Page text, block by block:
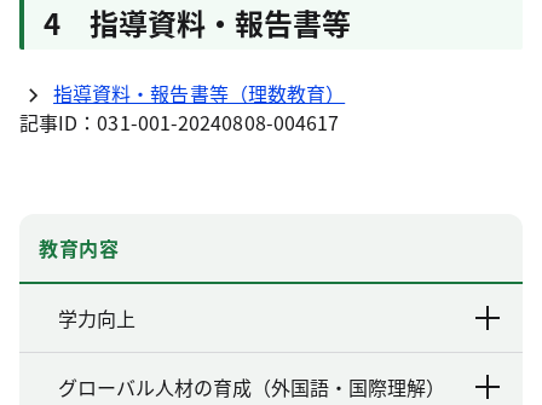
4 指導資料・報告書等
指導資料・報告書等（理数教育）
記事ID：031-001-20240808-004617
教育内容
学力向上
グローバル人材の育成（外国語・国際理解）